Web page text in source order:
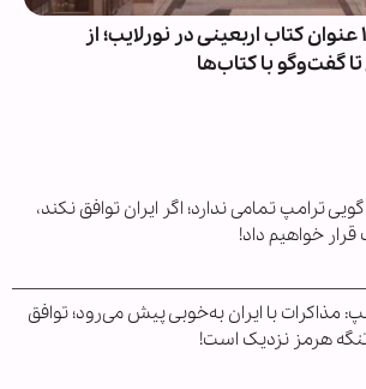
معرفی بیش از ۱۹۰ عنوان کتاب اربعینی در نورلایب؛ از
با کتاب‌ها
ترامپ تمامی ندارد؛ اگر ایران توافق نکند،
خواهیم داد!
مذاکرات با ایران به‌خوبی پیش می‌رود؛ توافق
تنگه هرمز نزدیک است!